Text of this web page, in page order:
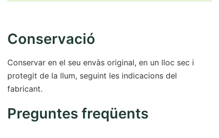
Conservació
Conservar en el seu envàs original, en un lloc sec i
protegit de la llum, seguint les indicacions del
fabricant.
Preguntes freqüents